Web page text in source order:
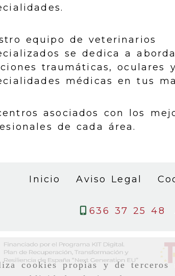
cookies propias y de terceros
equipo de veterinarios
se dedica a
traumáticas, oculares
médicas en tus
asociados con los
de cada área.
Inicio Aviso Legal
636 37 25 48